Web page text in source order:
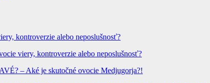
kontroverzie alebo neposlušnosť?
viery, kontroverzie alebo neposlušnosť?
– Aké je skutočné ovocie Medjugorja?!